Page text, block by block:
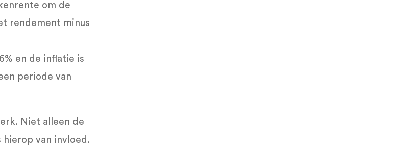
om de
rendement minus
en de inflatie is
periode van
Niet alleen de
van invloed.